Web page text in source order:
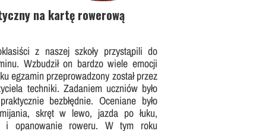
z naszej szkoły przystąpili do
Wzbudził on bardzo wiele emocji
egzamin przeprowadzony został przez
techniki. Zadaniem uczniów było
bezbłędnie. Oceniane było
skręt w lewo, jazda po łuku,
i opanowanie roweru. W tym roku
na kartę rowerową
Procedura bezpieczeństwa/Covid-19
Deklaracja dostępności
Standardy Ochrony Małoletnich